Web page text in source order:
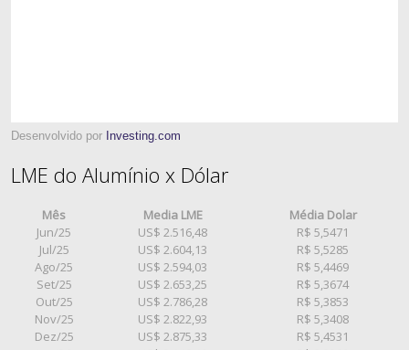
Desenvolvido por Investing.com
LME do Alumínio x Dólar
Mês Media LME
Média Dolar
Jun/25
US$ 2.516,48
R$ 5,5471
Jul/25
US$ 2.604,13
R$ 5,5285
Ago/25
US$ 2.594,03
R$ 5,4469
Set/25
US$ 2.653,25
R$ 5,3674
Out/25
US$ 2.786,28
R$ 5,3853
Nov/25
US$ 2.822,93
R$ 5,3408
Dez/25
US$ 2.875,33
R$ 5,4531